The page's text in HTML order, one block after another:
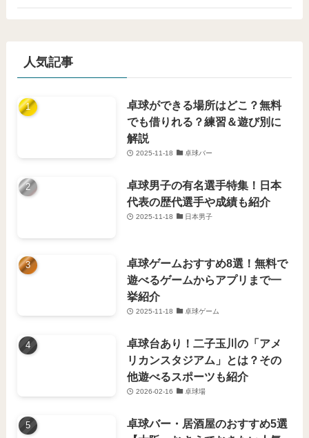
人気記事
卓球ができる場所はどこ？無料
でも借りれる？練習＆遊び別に
解説
2025-11-18 卓球バー
卓球男子の有名選手特集！日本
代表の歴代選手や成績も紹介
2025-11-18 日本男子
卓球ゲームおすすめ8選！無料で
遊べるゲームからアプリまで一
挙紹介
2025-11-18 卓球ゲーム
卓球台あり！二子玉川の「アメ
リカンスタジアム」とは？その
他遊べるスポーツも紹介
2026-02-16 卓球場
卓球バー・居酒屋のおすすめ5選